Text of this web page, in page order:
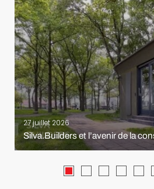
27 juillet 2026
Silva.Builders et l’avenir de la